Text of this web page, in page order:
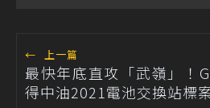
← 上一篇
最快年底直攻「武嶺」！
得中油2021電池交換站標